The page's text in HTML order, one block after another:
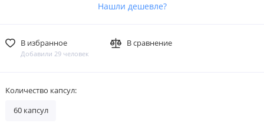
Нашли дешевле?
В избранное
Добавили 29 человек
В сравнение
Количество капсул:
60 капсул